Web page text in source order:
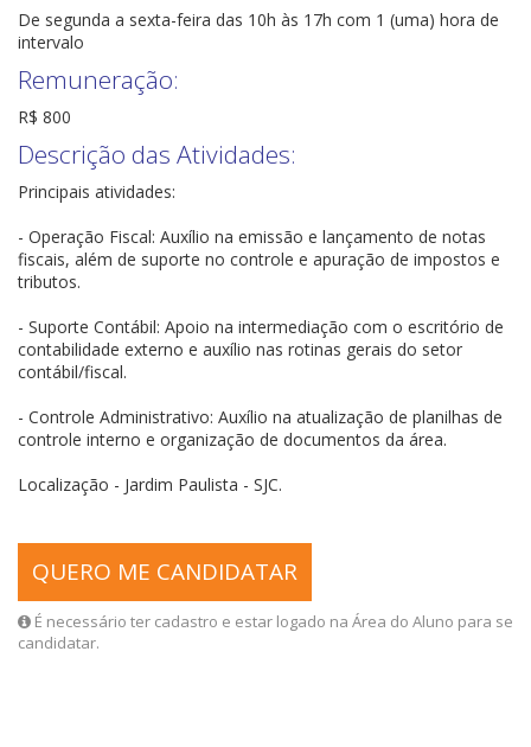
De segunda a sexta-feira das 10h às 17h com 1 (uma) hora de
intervalo
Remuneração:
R$ 800
Descrição das Atividades:
Principais atividades:
- Operação Fiscal: Auxílio na emissão e lançamento de notas
fiscais, além de suporte no controle e apuração de impostos e
tributos.
- Suporte Contábil: Apoio na intermediação com o escritório de
contabilidade externo e auxílio nas rotinas gerais do setor
contábil/fiscal.
- Controle Administrativo: Auxílio na atualização de planilhas de
controle interno e organização de documentos da área.
Localização - Jardim Paulista - SJC.
QUERO ME CANDIDATAR
É necessário ter cadastro e estar logado na Área do Aluno para se
candidatar.